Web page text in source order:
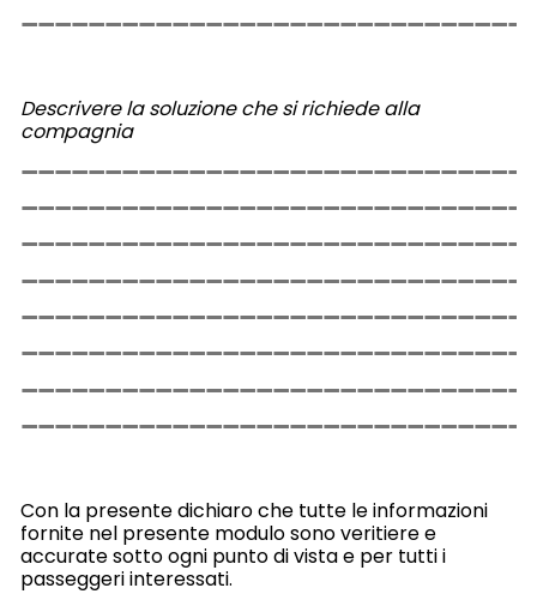
Descrivere la soluzione che si richiede alla
compagnia
Con la presente dichiaro che tutte le informazioni
fornite nel presente modulo sono veritiere e
accurate sotto ogni punto di vista e per tutti i
passeggeri interessati.